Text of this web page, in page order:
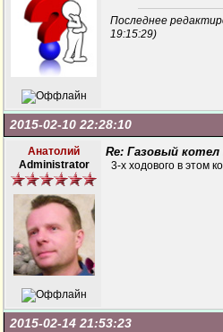
Последнее
19:15:29)
2015-02-10 22:28:10
Анатолий
Administrator
Re: Газовый котел
3-х ходового в этом
2015-02-14 21:53:23